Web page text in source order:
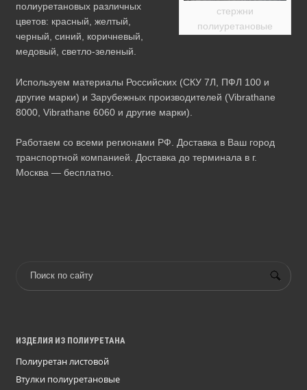
стержни
полиуретановые
полиуретановых различных
цветов: красный, желтый,
черный, синий, коричневый,
медовый, светло-зеленый.
Используем материалы Российских (СКУ 7Л, ПФЛ 100 и
другие марки) и Зарубежных производителей (Vibrathane
8000, Vibrathane 6060 и другие марки).
Работаем со всеми регионами РФ. Доставка в Ваш город
транспортной компанией. Доставка до терминала в г.
Москва — бесплатно.
ИЗДЕЛИЯ ИЗ ПОЛИУРЕТАНА
Полиуретан листовой
Втулки полиуретановые